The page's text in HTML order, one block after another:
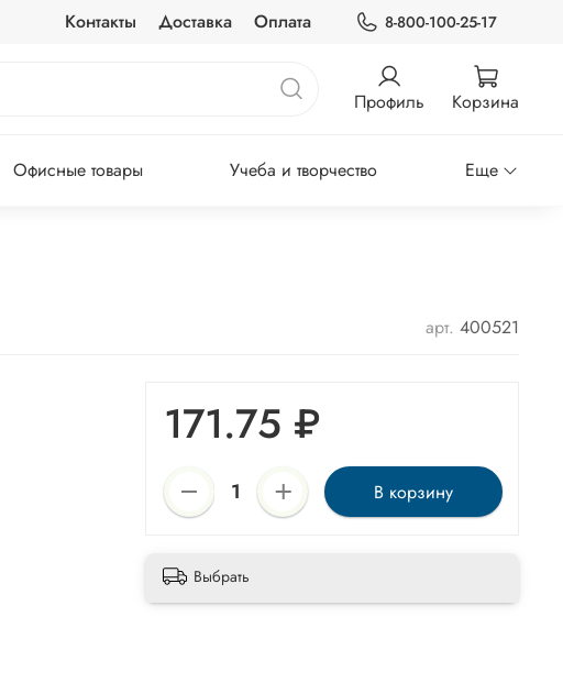
Контакты Доставка Оплата 8-800-100-25-17
Профиль Корзина
Офисные товары Учеба и творчество Еще
арт. 400521
171.75 ₽
В корзину
Выбрать